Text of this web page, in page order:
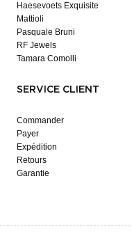
Haesevoets Exquisite
Mattioli
Pasquale Bruni
RF Jewels
Tamara Comolli
SERVICE CLIENT
Commander
Payer
Expédition
Retours
Garantie